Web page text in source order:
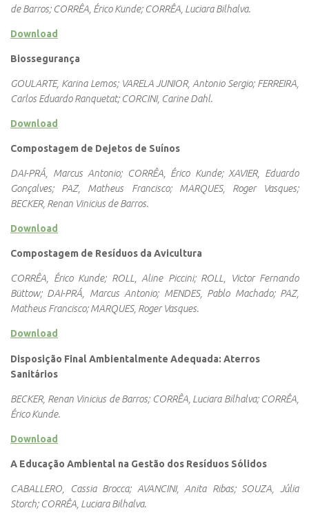
de Barros; CORRÊA, Érico Kunde; CORRÊA, Luciara Bilhalva.
Download
Biossegurança
GOULARTE, Karina Lemos; VARELA JUNIOR, Antonio Sergio; FERREIRA,
Carlos Eduardo Ranquetat; CORCINI, Carine Dahl.
Download
Compostagem de Dejetos de Suínos
DAI-PRÁ, Marcus Antonio; CORRÊA, Érico Kunde; XAVIER, Eduardo
Gonçalves; PAZ, Matheus Francisco; MARQUES, Roger Vasques;
BECKER, Renan Vinicius de Barros.
Download
Compostagem de Resíduos da Avicultura
CORRÊA, Érico Kunde; ROLL, Aline Piccini; ROLL, Victor Fernando
Büttow; DAI-PRÁ, Marcus Antonio; MENDES, Pablo Machado; PAZ,
Matheus Francisco; MARQUES, Roger Vasques.
Download
Disposição Final Ambientalmente Adequada: Aterros
Sanitários
BECKER, Renan Vinicius de Barros; CORRÊA, Luciara Bilhalva; CORRÊA,
Érico Kunde.
Download
A Educação Ambiental na Gestão dos Resíduos Sólidos
CABALLERO, Cassia Brocca; AVANCINI, Anita Ribas; SOUZA, Júlia
Storch; CORRÊA, Luciara Bilhalva.